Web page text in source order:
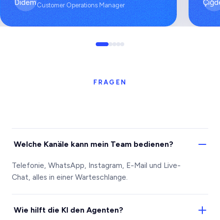
Customer Operations Manager
FRAGEN
Welche Kanäle kann mein Team bedienen?
Telefonie, WhatsApp, Instagram, E-Mail und Live-
Chat, alles in einer Warteschlange.
Wie hilft die KI den Agenten?